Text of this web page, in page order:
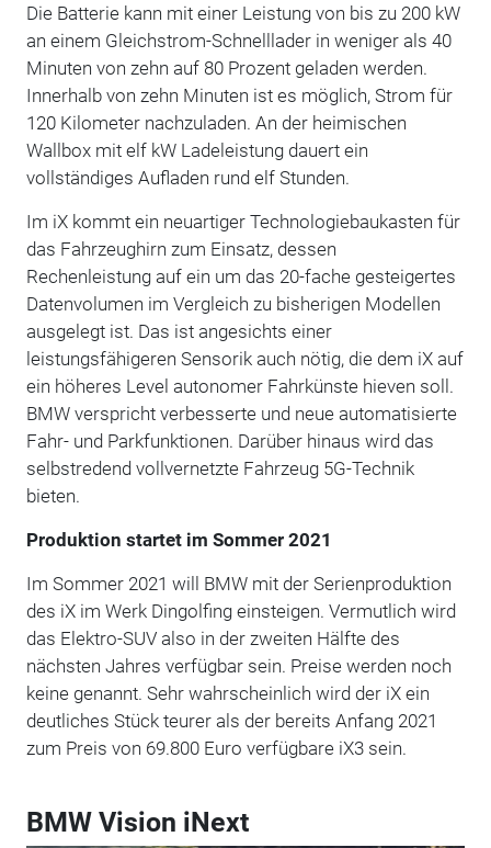
Die Batterie kann mit einer Leistung von bis zu 200 kW
an einem Gleichstrom-Schnelllader in weniger als 40
Minuten von zehn auf 80 Prozent geladen werden.
Innerhalb von zehn Minuten ist es möglich, Strom für
120 Kilometer nachzuladen. An der heimischen
Wallbox mit elf kW Ladeleistung dauert ein
vollständiges Aufladen rund elf Stunden.
Im iX kommt ein neuartiger Technologiebaukasten für
das Fahrzeughirn zum Einsatz, dessen
Rechenleistung auf ein um das 20-fache gesteigertes
Datenvolumen im Vergleich zu bisherigen Modellen
ausgelegt ist. Das ist angesichts einer
leistungsfähigeren Sensorik auch nötig, die dem iX auf
ein höheres Level autonomer Fahrkünste hieven soll.
BMW verspricht verbesserte und neue automatisierte
Fahr- und Parkfunktionen. Darüber hinaus wird das
selbstredend vollvernetzte Fahrzeug 5G-Technik
bieten.
Produktion startet im Sommer 2021
Im Sommer 2021 will BMW mit der Serienproduktion
des iX im Werk Dingolfing einsteigen. Vermutlich wird
das Elektro-SUV also in der zweiten Hälfte des
nächsten Jahres verfügbar sein. Preise werden noch
keine genannt. Sehr wahrscheinlich wird der iX ein
deutliches Stück teurer als der bereits Anfang 2021
zum Preis von 69.800 Euro verfügbare iX3 sein.
BMW Vision iNext